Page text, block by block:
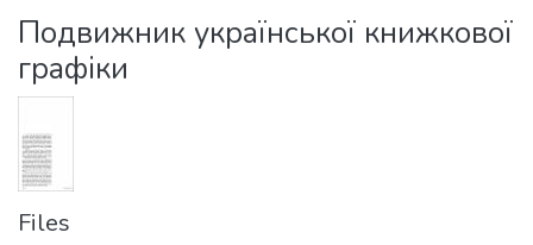
Statistics
Подвижник української книжкової
графіки
Files